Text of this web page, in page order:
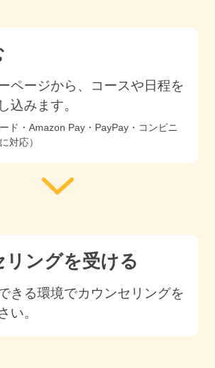
ページから、コースや日程を
込みます。
ド・Amazon Pay・PayPay・コンビニ
対応）
リングを受ける
きる環境でカウンセリングを
い。